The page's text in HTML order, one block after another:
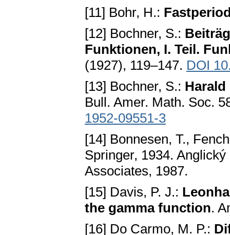
[11] Bohr, H.:
[12] Bochner, S.:
Funktionen, I. Teil.
(1927), 119–147. DOI
[13] Bochner, S.: Harald
Bull. Amer. Math. Soc.
1952-09551-3
[14] Bonnesen, T.,
Springer, 1934.
Associates, 1987.
[15] Davis, P. J.:
the gamma function.
[16] Do Carmo, M. P.: